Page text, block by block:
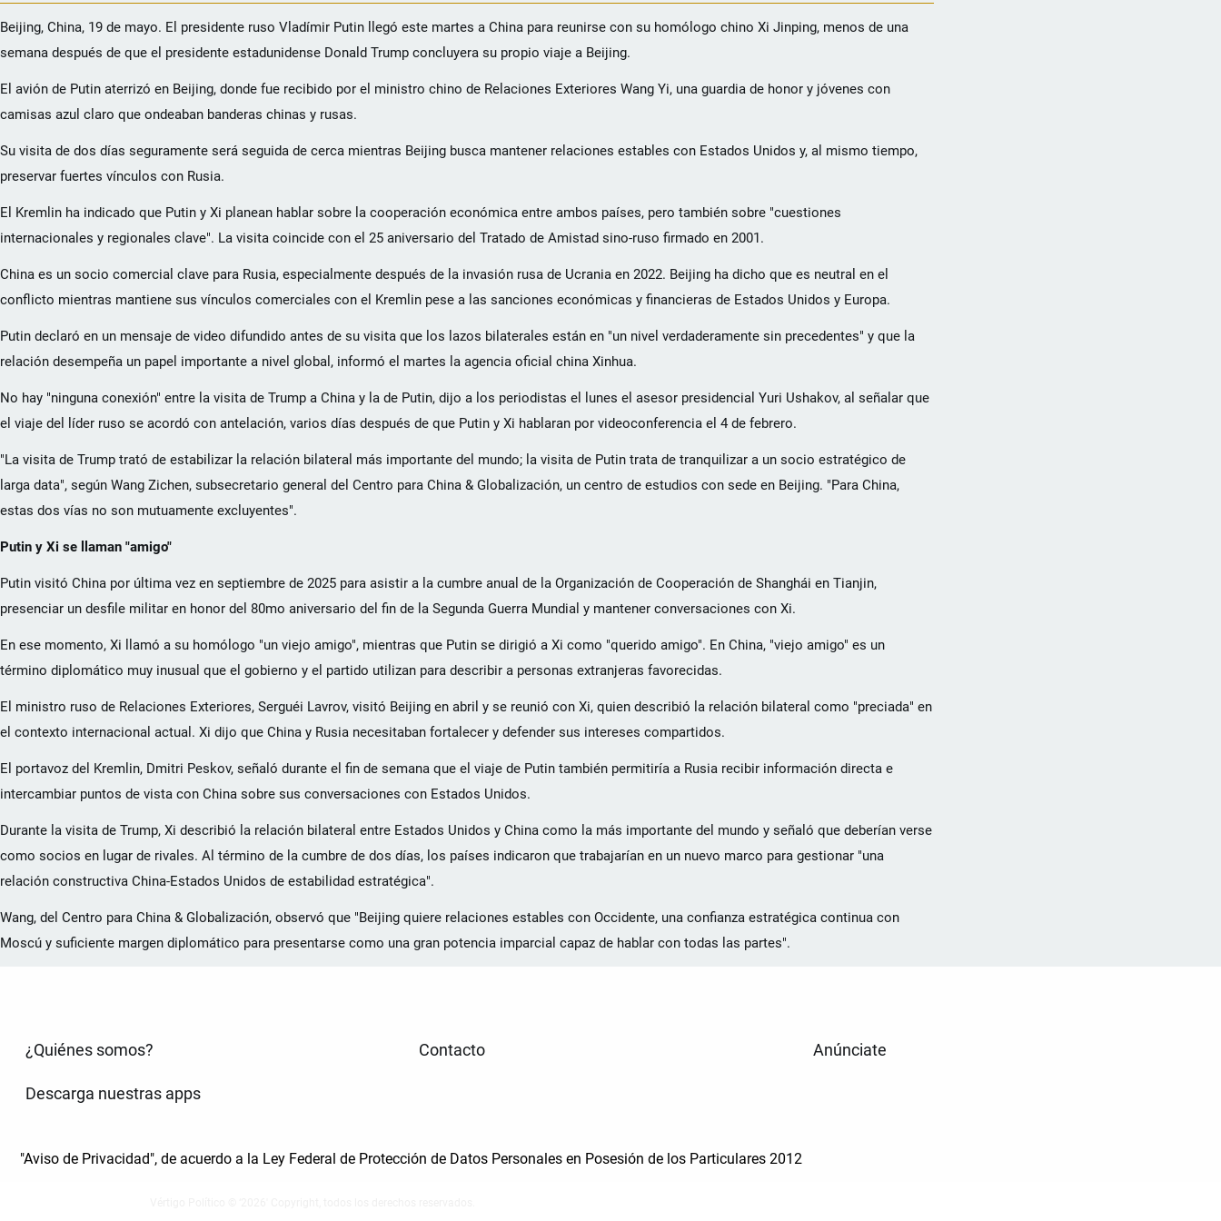
Beijing, China, 19 de mayo. El presidente ruso Vladímir Putin llegó este martes a China para reunirse con su homólogo chino Xi Jinping, menos de una
semana después de que el presidente estadunidense Donald Trump concluyera su propio viaje a Beijing.
El avión de Putin aterrizó en Beijing, donde fue recibido por el ministro chino de Relaciones Exteriores Wang Yi, una guardia de honor y jóvenes con
camisas azul claro que ondeaban banderas chinas y rusas.
Su visita de dos días seguramente será seguida de cerca mientras Beijing busca mantener relaciones estables con Estados Unidos y, al mismo tiempo,
preservar fuertes vínculos con Rusia.
El Kremlin ha indicado que Putin y Xi planean hablar sobre la cooperación económica entre ambos países, pero también sobre "cuestiones
internacionales y regionales clave". La visita coincide con el 25 aniversario del Tratado de Amistad sino-ruso firmado en 2001.
China es un socio comercial clave para Rusia, especialmente después de la invasión rusa de Ucrania en 2022. Beijing ha dicho que es neutral en el
conflicto mientras mantiene sus vínculos comerciales con el Kremlin pese a las sanciones económicas y financieras de Estados Unidos y Europa.
Putin declaró en un mensaje de video difundido antes de su visita que los lazos bilaterales están en "un nivel verdaderamente sin precedentes" y que la
relación desempeña un papel importante a nivel global, informó el martes la agencia oficial china Xinhua.
No hay "ninguna conexión" entre la visita de Trump a China y la de Putin, dijo a los periodistas el lunes el asesor presidencial Yuri Ushakov, al señalar que
el viaje del líder ruso se acordó con antelación, varios días después de que Putin y Xi hablaran por videoconferencia el 4 de febrero.
"La visita de Trump trató de estabilizar la relación bilateral más importante del mundo; la visita de Putin trata de tranquilizar a un socio estratégico de
larga data", según Wang Zichen, subsecretario general del Centro para China & Globalización, un centro de estudios con sede en Beijing. "Para China,
estas dos vías no son mutuamente excluyentes".
Putin y Xi se llaman "amigo"
Putin visitó China por última vez en septiembre de 2025 para asistir a la cumbre anual de la Organización de Cooperación de Shanghái en Tianjin,
presenciar un desfile militar en honor del 80mo aniversario del fin de la Segunda Guerra Mundial y mantener conversaciones con Xi.
En ese momento, Xi llamó a su homólogo "un viejo amigo", mientras que Putin se dirigió a Xi como "querido amigo". En China, "viejo amigo" es un
término diplomático muy inusual que el gobierno y el partido utilizan para describir a personas extranjeras favorecidas.
El ministro ruso de Relaciones Exteriores, Serguéi Lavrov, visitó Beijing en abril y se reunió con Xi, quien describió la relación bilateral como "preciada" en
el contexto internacional actual. Xi dijo que China y Rusia necesitaban fortalecer y defender sus intereses compartidos.
El portavoz del Kremlin, Dmitri Peskov, señaló durante el fin de semana que el viaje de Putin también permitiría a Rusia recibir información directa e
intercambiar puntos de vista con China sobre sus conversaciones con Estados Unidos.
Durante la visita de Trump, Xi describió la relación bilateral entre Estados Unidos y China como la más importante del mundo y señaló que deberían verse
como socios en lugar de rivales. Al término de la cumbre de dos días, los países indicaron que trabajarían en un nuevo marco para gestionar "una
relación constructiva China-Estados Unidos de estabilidad estratégica".
Wang, del Centro para China & Globalización, observó que "Beijing quiere relaciones estables con Occidente, una confianza estratégica continua con
Moscú y suficiente margen diplomático para presentarse como una gran potencia imparcial capaz de hablar con todas las partes".
¿Quiénes somos? Contacto Anúnciate
Descarga nuestras apps
"Aviso de Privacidad", de acuerdo a la Ley Federal de Protección de Datos Personales en Posesión de los Particulares 2012